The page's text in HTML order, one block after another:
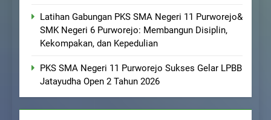
Latihan Gabungan PKS SMA Negeri 11 Purworejo&
SMK Negeri 6 Purworejo: Membangun Disiplin,
Kekompakan, dan Kepedulian
PKS SMA Negeri 11 Purworejo Sukses Gelar LPBB
Jatayudha Open 2 Tahun 2026